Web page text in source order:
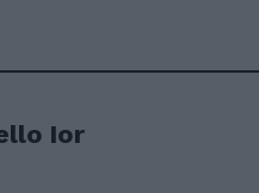
Ior